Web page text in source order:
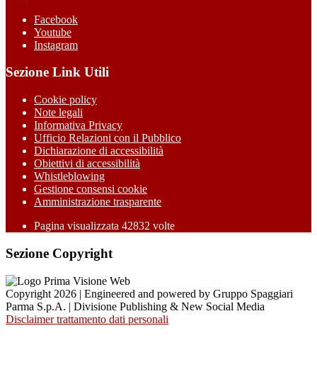
Facebook
Youtube
Instagram
Sezione Link Utili
Cookie policy
Note legali
Informativa Privacy
Ufficio Relazioni con il Pubblico
Dichiarazione di accessibilità
Obiettivi di accessibilità
Whistleblowing
Gestione consensi cookie
Amministrazione trasparente
Pagina visualizzata 42832 volte
Sezione Copyright
Copyright 2026 | Engineered and powered by Gruppo Spaggiari
Parma S.p.A. | Divisione Publishing & New Social Media
Disclaimer trattamento dati personali